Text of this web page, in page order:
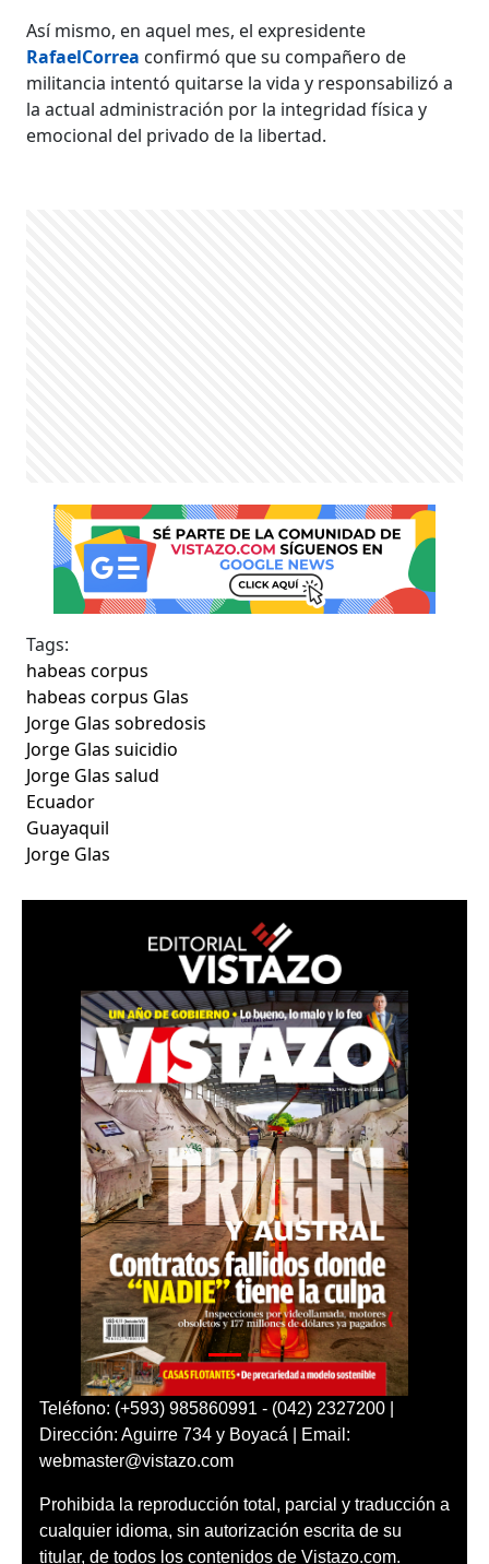
Así mismo, en aquel mes, el expresidente
RafaelCorrea confirmó que su compañero de
militancia intentó quitarse la vida y responsabilizó a
la actual administración por la integridad física y
emocional del privado de la libertad.
Tags:
habeas corpus
habeas corpus Glas
Jorge Glas sobredosis
Jorge Glas suicidio
Jorge Glas salud
Ecuador
Guayaquil
Jorge Glas
Teléfono: (+593) 985860991 - (042) 2327200 |
Dirección: Aguirre 734 y Boyacá | Email:
webmaster@vistazo.com
Prohibida la reproducción total, parcial y traducción a
cualquier idioma, sin autorización escrita de su
titular, de todos los contenidos de Vistazo.com.